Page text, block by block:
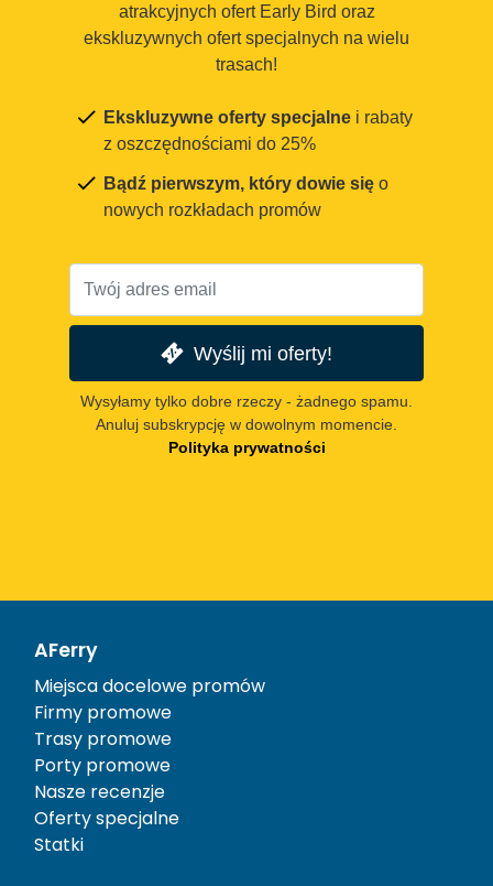
atrakcyjnych ofert Early Bird oraz
ekskluzywnych ofert specjalnych na wielu
trasach!
Ekskluzywne oferty specjalne i rabaty
z oszczędnościami do 25%
Bądź pierwszym, który dowie się o
nowych rozkładach promów
Wyślij mi oferty!
Wysyłamy tylko dobre rzeczy - żadnego spamu.
Anuluj subskrypcję w dowolnym momencie.
Polityka prywatności
AFerry
Miejsca docelowe promów
Firmy promowe
Trasy promowe
Porty promowe
Nasze recenzje
Oferty specjalne
Statki